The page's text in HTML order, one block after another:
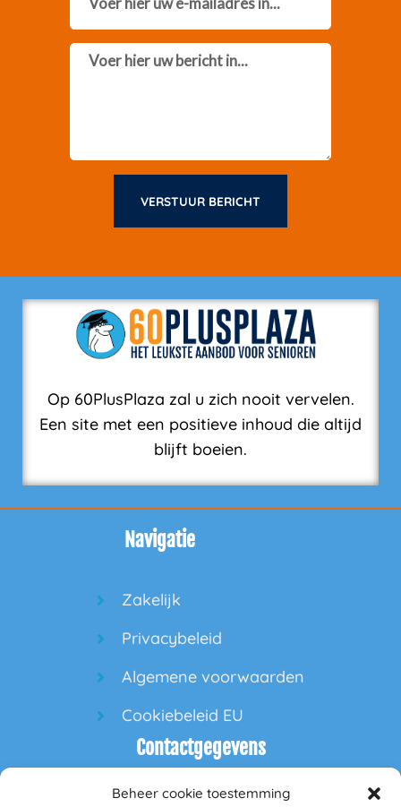
Beheer cookie toestemming
Message
VERSTUUR BERICHT
Op 60PlusPlaza zal u zich nooit vervelen.
Een site met een positieve inhoud die altijd
blijft boeien.
Navigatie
Zakelijk
Privacybeleid
Algemene voorwaarden
Cookiebeleid EU
Contactgegevens